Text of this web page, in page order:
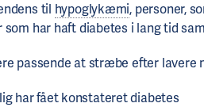
til hypoglykæmi, personer,
som har haft diabetes i lang tid
passende at stræbe efter lavere
har fået konstateret diabetes